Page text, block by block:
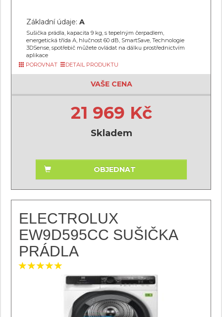
Základní údaje: A
Sušička prádla, kapacita 9 kg, s tepelným čerpadlem,
energetická třída A, hlučnost 60 dB, SmartSave, Technologie
3DSense, spotřebič můžete ovládat na dálku prostřednictvím
aplikace
POROVNAT
DETAIL PRODUKTU
VAŠE CENA
21 969 Kč
Skladem
OBJEDNAT
ELECTROLUX
EW9D595CC SUŠIČKA
PRÁDLA